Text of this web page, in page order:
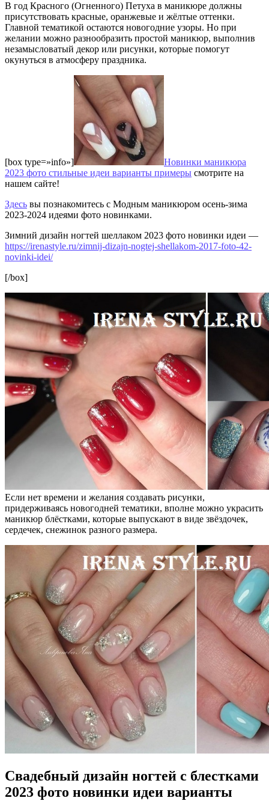
В год Красного (Огненного) Петуха в маникюре должны
присутствовать красные, оранжевые и жёлтые оттенки.
Главной тематикой остаются новогодние узоры. Но при
желании можно разнообразить простой маникюр, выполнив
незамысловатый декор или рисунки, которые помогут
окунуться в атмосферу праздника.
[box type=»info»]
Новинки маникюра
2023 фото стильные идеи варианты примеры смотрите на
нашем сайте!
Здесь вы познакомитесь с Модным маникюром осень-зима
2023-2024 идеями фото новинками.
Зимний дизайн ногтей шеллаком 2023 фото новинки идеи —
https://irenastyle.ru/zimnij-dizajn-nogtej-shellakom-2017-foto-42-
novinki-idei/
[/box]
Если нет времени и желания создавать рисунки,
придерживаясь новогодней тематики, вполне можно украсить
маникюр блёстками, которые выпускают в виде звёздочек,
сердечек, снежинок разного размера.
Свадебный дизайн ногтей с блестками
2023 фото новинки идеи варианты